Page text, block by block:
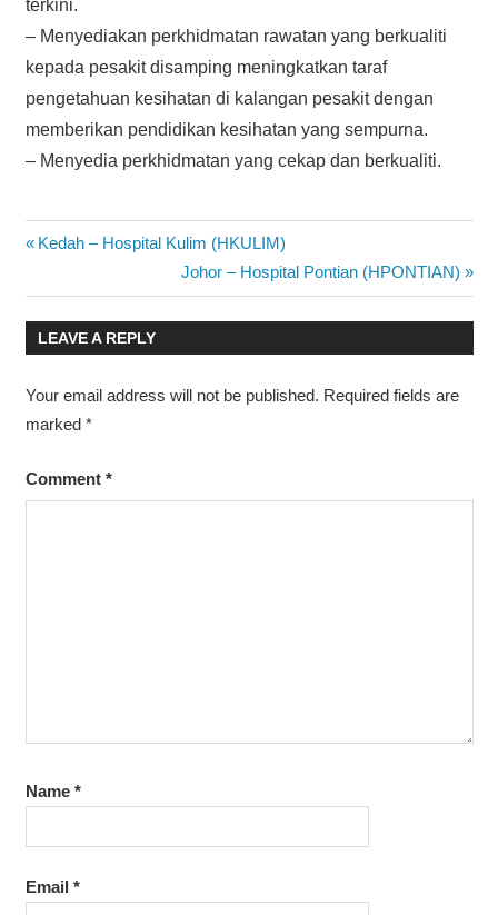
terkini.
– Menyediakan perkhidmatan rawatan yang berkualiti
kepada pesakit disamping meningkatkan taraf
pengetahuan kesihatan di kalangan pesakit dengan
memberikan pendidikan kesihatan yang sempurna.
– Menyedia perkhidmatan yang cekap dan berkualiti.
Post
navigation
Previous
Kedah – Hospital Kulim (HKULIM)
Next
Post:
Johor – Hospital Pontian (HPONTIAN)
LEAVE A REPLY
Your email address will not be published. Required fields are
marked *
Comment *
Name *
Email *